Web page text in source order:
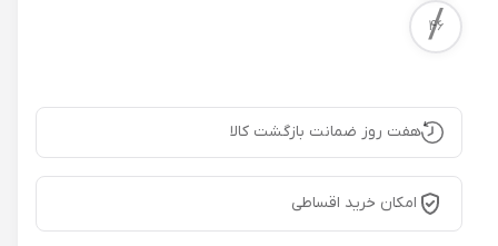
/
هفت روز ضمانت بازگشت کالا
امکان خرید اقساطی